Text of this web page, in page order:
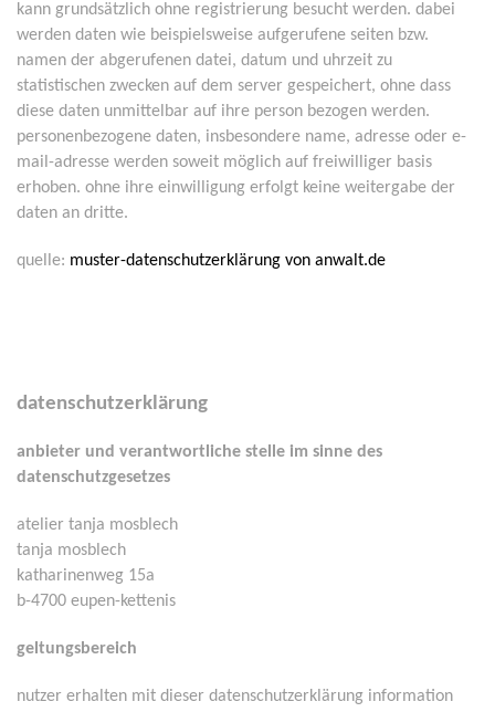
kann grundsätzlich ohne registrierung besucht werden. dabei
werden daten wie beispielsweise aufgerufene seiten bzw.
namen der abgerufenen datei, datum und uhrzeit zu
statistischen zwecken auf dem server gespeichert, ohne dass
diese daten unmittelbar auf ihre person bezogen werden.
personenbezogene daten, insbesondere name, adresse oder e-
mail-adresse werden soweit möglich auf freiwilliger basis
erhoben. ohne ihre einwilligung erfolgt keine weitergabe der
daten an dritte.
quelle: muster-datenschutzerklärung von anwalt.de
datenschutzerklärung
anbieter und verantwortliche stelle im sinne des
datenschutzgesetzes
atelier tanja mosblech
tanja mosblech
katharinenweg 15a
b-4700 eupen-kettenis
geltungsbereich
nutzer erhalten mit dieser datenschutzerklärung information